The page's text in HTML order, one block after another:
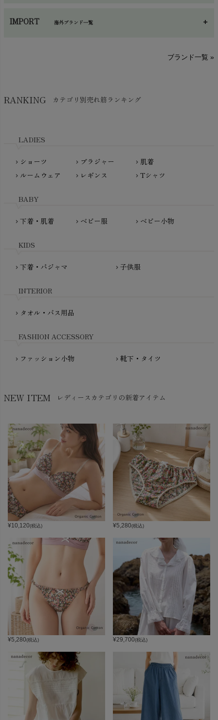
帽子・かさ・その他
生活アートクラブ
nanadecor（ナナデェコール）
PeopleTree（ピープルツリー）
PRISTINE（プリスティン）
fromF（フロムエフ）
IMPORT海外ブランド一覧
kidscase（キッズケース）
Madame MO（マダムモー）
maggies（マギーズ）
MATONA（マトナ）
mini rodini（ミニロディーニ）
My Little Cozmo（マイリトルコズモ）
NewNative（ニューネイティブ）
ブランド一覧 »
RANKING カテゴリ別売れ筋ランキング
LADIES
chevron_right ショーツ chevron_right ブラジャー chevron_right 肌着
chevron_right ルームウェア chevron_right レギンス chevron_rightTシャツ
BABY
chevron_right 下着・肌着 chevron_right ベビー服 chevron_right ベビー小物
KIDS
chevron_right 下着・パジャマ chevron_right 子供服
INTERIOR
chevron_right タオル・バス用品
FASHION ACCESSORY
chevron_right ファッション小物 chevron_right 靴下・タイツ
NEW ITEM レディースカテゴリの新着アイテム
¥10,120(税込) ¥5,280(税込)
¥5,280(税込) ¥29,700(税込)